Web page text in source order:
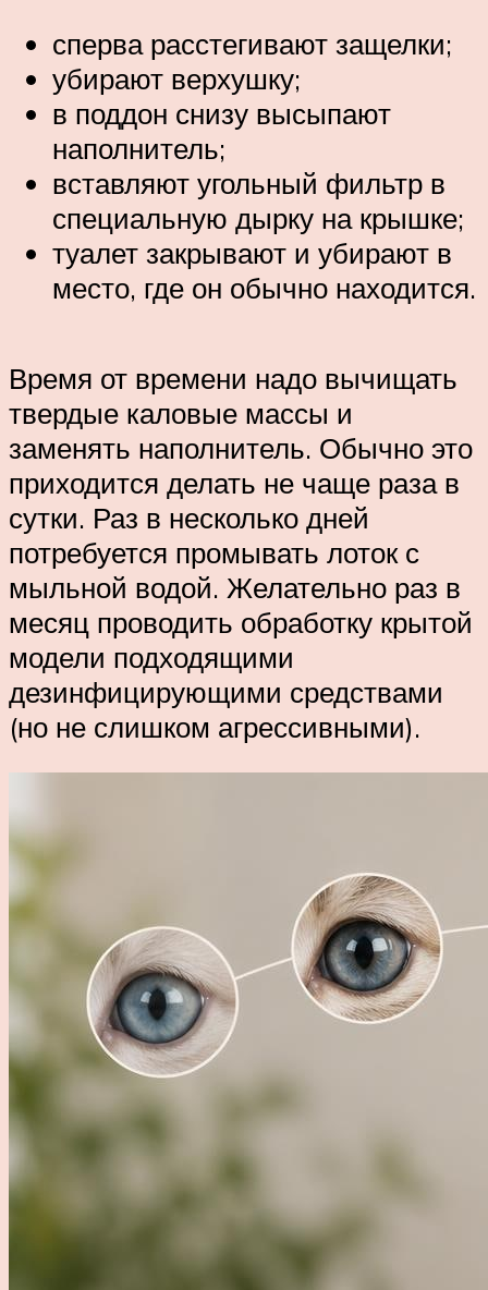
сперва расстегивают защелки;
убирают верхушку;
в поддон снизу высыпают
наполнитель;
вставляют угольный фильтр в
специальную дырку на крышке;
туалет закрывают и убирают в
место, где он обычно находится.
Время от времени надо вычищать
твердые каловые массы и
заменять наполнитель. Обычно это
приходится делать не чаще раза в
сутки. Раз в несколько дней
потребуется промывать лоток с
мыльной водой. Желательно раз в
месяц проводить обработку крытой
модели подходящими
дезинфицирующими средствами
(но не слишком агрессивными).